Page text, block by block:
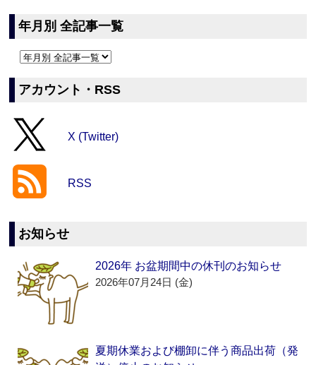
年月別 全記事一覧
アカウント・RSS
X (Twitter)
RSS
お知らせ
2026年 お盆期間中の休刊のお知らせ
2026年07月24日 (金)
夏期休業および棚卸に伴う商品出荷（発